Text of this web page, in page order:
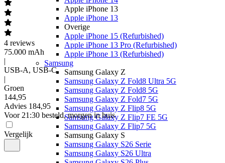
Apple iPhone 13
Apple iPhone 13
Overige
Apple iPhone 15 (Refurbished)
Apple iPhone 13 Pro (Refurbished)
Apple iPhone 13 (Refurbished)
Samsung
Samsung Galaxy Z
Samsung Galaxy Z Fold8 Ultra 5G
Samsung Galaxy Z Fold8 5G
Samsung Galaxy Z Fold7 5G
Samsung Galaxy Z Flip8 5G
Samsung Galaxy Z Flip7 FE 5G
Samsung Galaxy Z Flip7 5G
Samsung Galaxy S
Samsung Galaxy S26 Serie
Samsung Galaxy S26 Ultra
4 reviews
75.000 mAh
|
USB-A, USB-C
|
Groen
144,95
Advies 184,95
Voor 21:30 besteld, morgen in huis
Vergelijk